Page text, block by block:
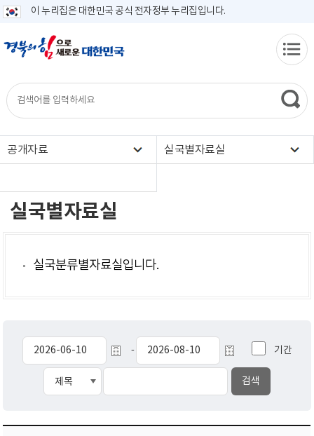
이 누리집은 대한민국 공식 전자정부 누리집입니다.
공개자료 실국별자료실
실국별자료실
실국분류별자료실입니다.
- 기간